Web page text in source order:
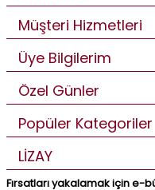
Müşteri Hizmetleri
Üye Bilgilerim
Özel Günler
Popüler Kategoriler
LİZAY
Fırsatları yakalamak için e-